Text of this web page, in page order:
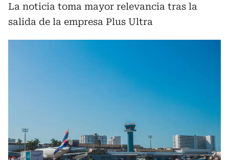
La noticia toma mayor relevancia tras la
salida de la empresa Plus Ultra